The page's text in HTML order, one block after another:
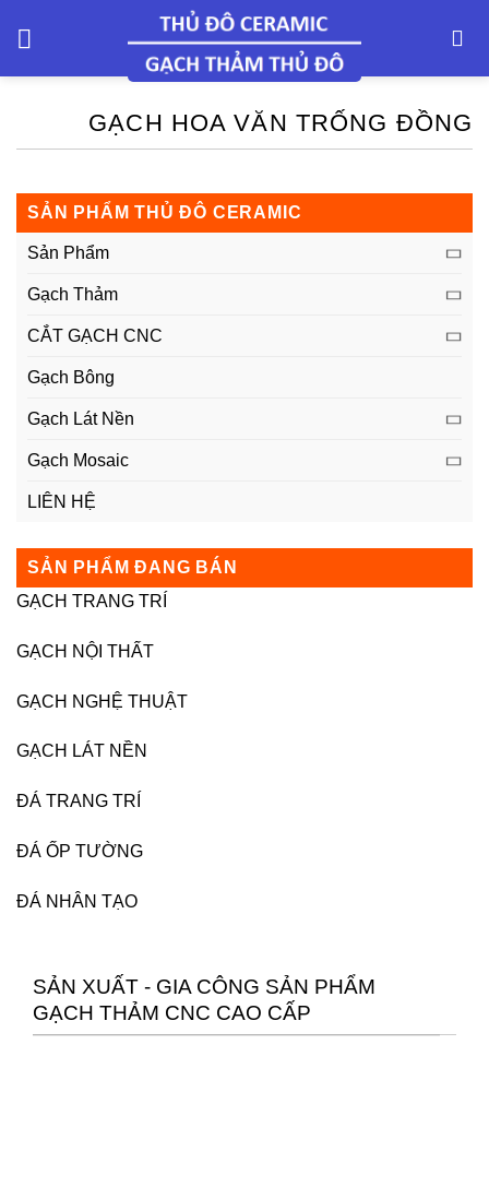
GẠCH HOA VĂN TRỐNG ĐỒNG
SẢN PHẨM THỦ ĐÔ CERAMIC
Sản Phẩm
Gạch Thảm
CẮT GẠCH CNC
Gạch Bông
Gạch Lát Nền
Gạch Mosaic
LIÊN HỆ
SẢN PHẨM ĐANG BÁN
GẠCH TRANG TRÍ
GẠCH NỘI THẤT
GẠCH NGHỆ THUẬT
GẠCH LÁT NỀN
ĐÁ TRANG TRÍ
ĐÁ ỐP TƯỜNG
ĐÁ NHÂN TẠO
SẢN XUẤT - GIA CÔNG SẢN PHẨM
GẠCH THẢM CNC CAO CẤP